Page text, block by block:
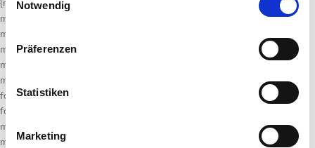
Notwendig
Präferenzen
Statistiken
Marketing
{mso-style-unhide:no;
mso-style-qformat:yes;
mso-style-parent:““;
margin:0cm;
margin-bottom:.0001pt;
mso-pagination:widow-orphan;
font-size:12.0pt;
font-family:Cambria;
mso-fareast-font-family:“ＭＳ 明朝“;
mso-bidi-font-family:“Times New Roman“;}.MsoChpDefault